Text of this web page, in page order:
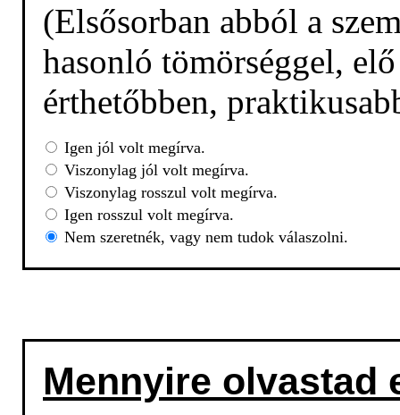
(Elsősorban abból a
hasonló tömörséggel,
érthetőbben,
Igen jól volt megírva.
Viszonylag jól volt megírva.
Viszonylag rosszul volt megírva.
Igen rosszul volt megírva.
Nem szeretnék, vagy nem tudok válaszolni.
Mennyire olvastad